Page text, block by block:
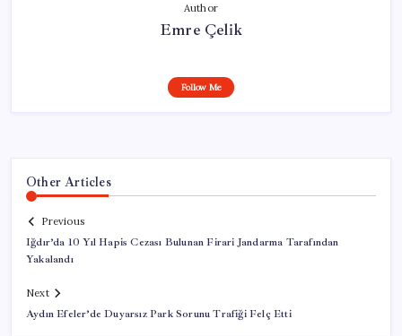
Author
Emre Çelik
Follow Me
Other Articles
Previous
Iğdır’da 10 Yıl Hapis Cezası Bulunan Firari Jandarma Tarafından
Yakalandı
Next
Aydın Efeler’de Duyarsız Park Sorunu Trafiği Felç Etti